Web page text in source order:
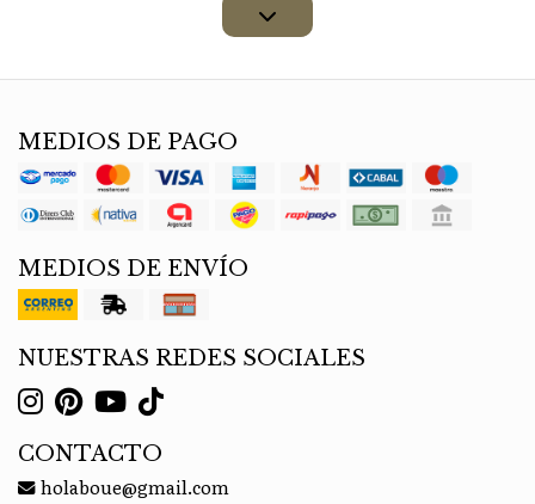
MEDIOS DE PAGO
MEDIOS DE ENVÍO
NUESTRAS REDES SOCIALES
CONTACTO
holaboue@gmail.com